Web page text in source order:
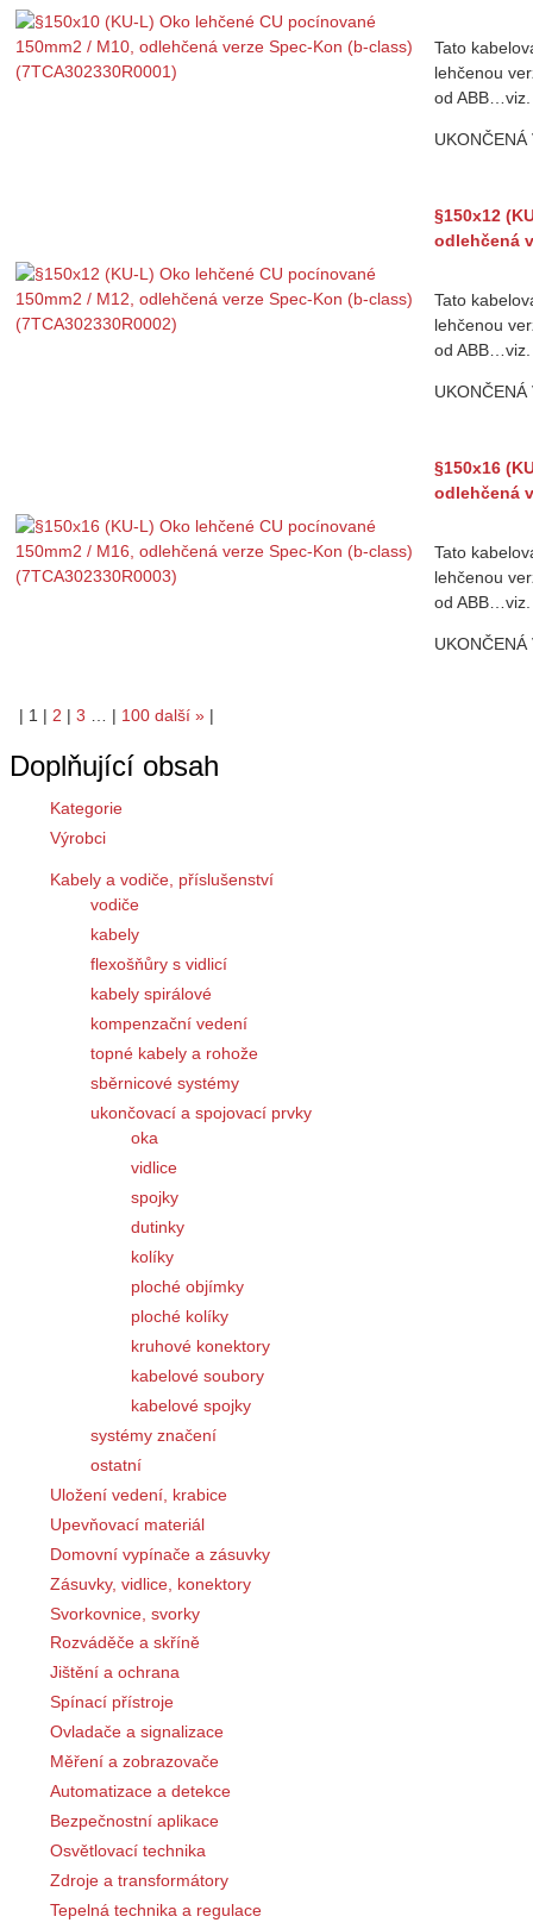
Tato
lehčenou
od
UKONČENÁ
§150x12
odlehčená
Tato
lehčenou
od
UKONČENÁ
§150x16
odlehčená
Tato
lehčenou
od
UKONČENÁ
| 1 | 2 | 3 | 100 další » |
Doplňující obsah
Kategorie
Výrobci
Kabely a vodiče, příslušenství
vodiče
kabely
flexošňůry s vidlicí
kabely spirálové
kompenzační vedení
topné kabely a rohože
sběrnicové systémy
ukončovací a spojovací prvky
oka
vidlice
spojky
dutinky
kolíky
ploché objímky
ploché kolíky
kruhové konektory
kabelové soubory
kabelové spojky
systémy značení
ostatní
Uložení vedení, krabice
Upevňovací materiál
Domovní vypínače a zásuvky
Zásuvky, vidlice, konektory
Svorkovnice, svorky
Rozváděče a skříně
Jištění a ochrana
Spínací přístroje
Ovladače a signalizace
Měření a zobrazovače
Automatizace a detekce
Bezpečnostní aplikace
Osvětlovací technika
Zdroje a transformátory
Tepelná technika a regulace